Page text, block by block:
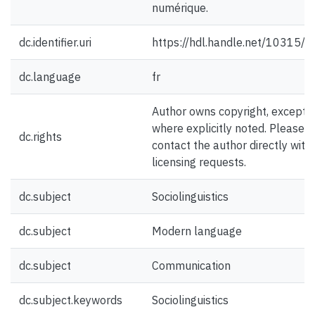
numérique.
dc.identifier.uri https://hdl.handle.net/10315/
dc.language fr
dc.rights
Author owns copyright, except
where explicitly noted. Please
contact the author directly with
licensing requests.
dc.subject Sociolinguistics
dc.subject Modern language
dc.subject Communication
dc.subject.keywords Sociolinguistics